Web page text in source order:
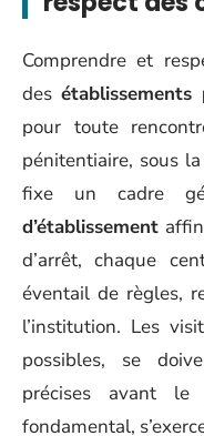
Comprendre et
des établissements
pour toute
pénitentiaire, sous
fixe un cadre
d’établissement
d’arrêt, chaque
éventail de règles,
l’institution. Les
possibles, se
précises avant
fondamental,